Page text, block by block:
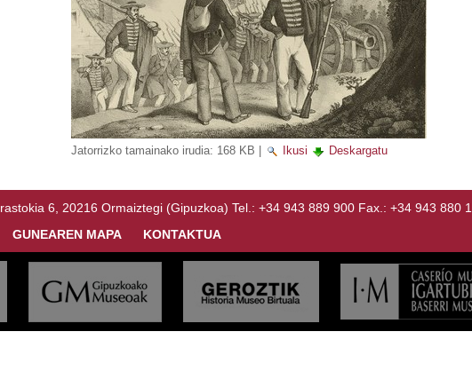
Jatorrizko tamainako irudia: 168 KB Ikusi Deskargatu
6, 20216 Ormaiztegi (Gipuzkoa) Tel.: +34 943 889 900 Fax.: +34 943 880
GUNEAREN MAPA KONTAKTUA